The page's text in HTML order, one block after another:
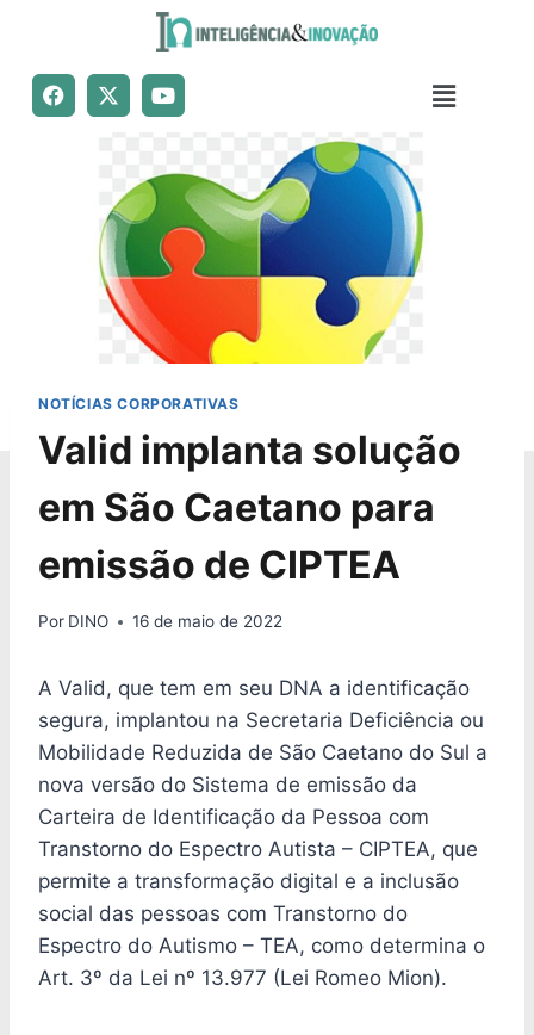
NOTÍCIAS CORPORATIVAS
Valid implanta solução
em São Caetano para
emissão de CIPTEA
Por DINO 16 de maio de 2022
A Valid, que tem em seu DNA a identificação
segura, implantou na Secretaria Deficiência ou
Mobilidade Reduzida de São Caetano do Sul a
nova versão do Sistema de emissão da
Carteira de Identificação da Pessoa com
Transtorno do Espectro Autista – CIPTEA, que
permite a transformação digital e a inclusão
social das pessoas com Transtorno do
Espectro do Autismo – TEA, como determina o
Art. 3º da Lei nº 13.977 (Lei Romeo Mion).